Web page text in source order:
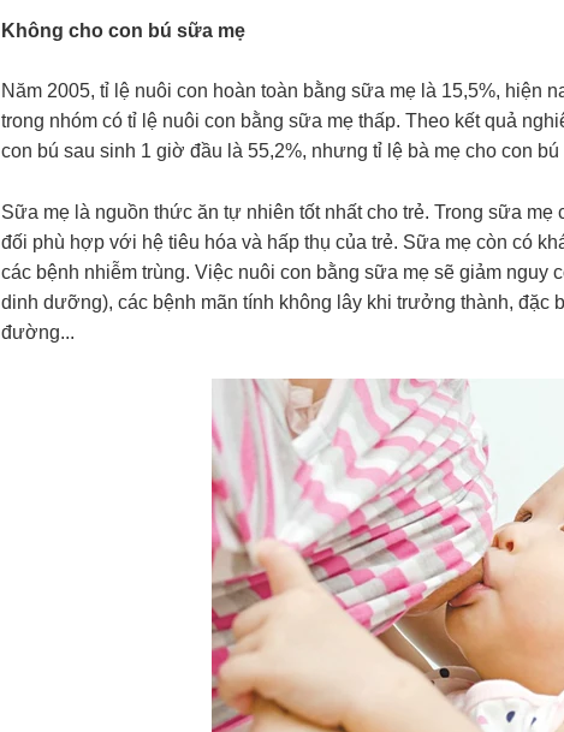
Không cho con bú sữa mẹ
Năm 2005, tỉ lệ nuôi con hoàn toàn bằng sữa mẹ là 15,5%, hiện
trong nhóm có tỉ lệ nuôi con bằng sữa mẹ thấp. Theo kết quả
con bú sau sinh 1 giờ đầu là 55,2%, nhưng tỉ lệ bà mẹ cho con
Sữa mẹ là nguồn thức ăn tự nhiên tốt nhất cho trẻ. Trong sữa
đối phù hợp với hệ tiêu hóa và hấp thụ của trẻ. Sữa mẹ còn có
các bệnh nhiễm trùng. Việc nuôi con bằng sữa mẹ sẽ giảm
dinh dưỡng), các bệnh mãn tính không lây khi trưởng thành, đặc
đường...